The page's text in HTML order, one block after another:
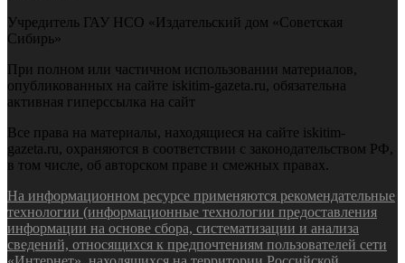
Учредитель ГАУ НСО «Издательский дом «Советская
Сибирь»
При полном или частичном использовании материалов,
опубликованных на сайте iskitim-gazeta.ru, обязательна
активная гиперссылка на сайт
Все права на материалы, находящиеся на сайте iskitim-
gazeta.ru, охраняются в соответствии с законодательством РФ,
в том числе, об авторском праве и смежных правах.
На информационном ресурсе применяются рекомендательные
технологии (информационные технологии предоставления
информации на основе сбора, систематизации и анализа
сведений, относящихся к предпочтениям пользователей сети